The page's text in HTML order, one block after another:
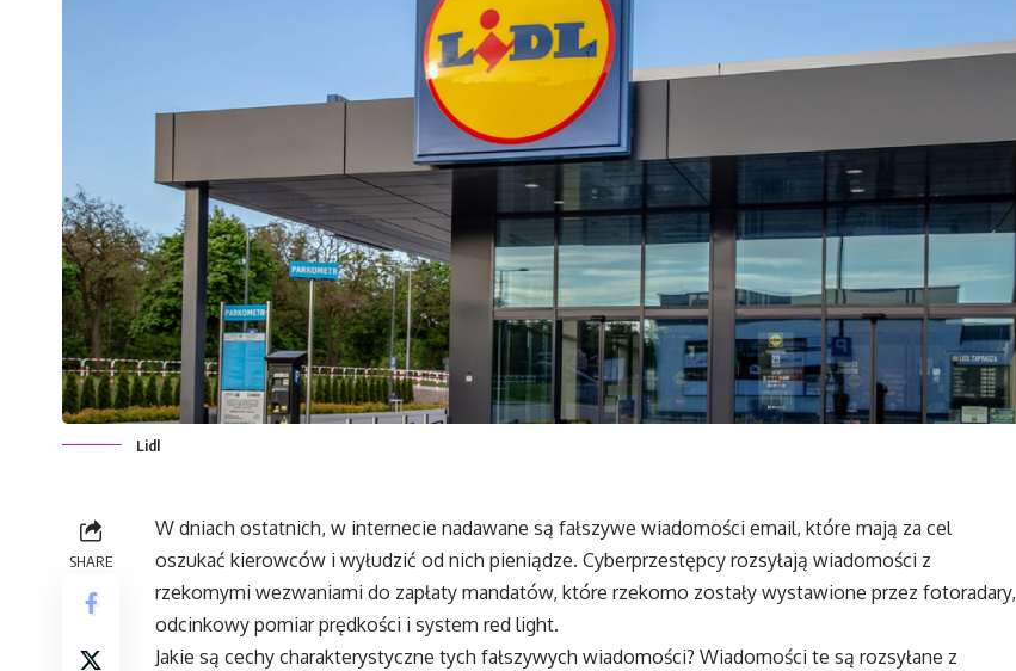
Lidl
SHARE
W dniach ostatnich, w internecie nadawane są fałszywe wiadomości email, które mają za cel
oszukać kierowców i wyłudzić od nich pieniądze. Cyberprzestępcy rozsyłają wiadomości z
rzekomymi wezwaniami do zapłaty mandatów, które rzekomo zostały wystawione przez fotoradary,
odcinkowy pomiar prędkości i system red light.
Jakie są cechy charakterystyczne tych fałszywych wiadomości? Wiadomości te są rozsyłane z